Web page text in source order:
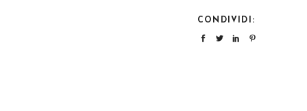
CONDIVIDI: